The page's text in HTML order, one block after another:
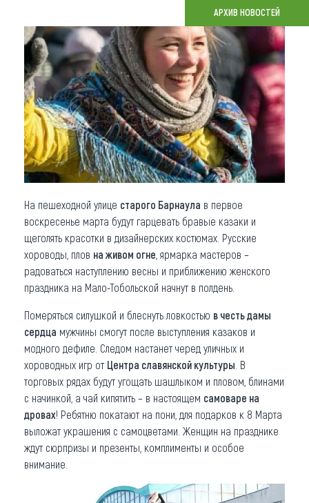
Что привезти (сувениры)
О регионе
Коллекция впечатлений
Другие рубрики
АРХИВ НОВОСТЕЙ
На пешеходной улице старого Барнаула в первое
воскресенье марта будут гарцевать бравые казаки и
щеголять красотки в дизайнерских костюмах. Русские
хороводы, плов на живом огне , ярмарка мастеров –
радоваться наступлению весны и приближению женского
праздника на Мало-Тобольской начнут в полдень.
Померяться силушкой и блеснуть ловкостью в честь дамы
сердца мужчины смогут после выступления казаков и
модного дефиле. Следом настанет черед уличных и
хороводных игр от Центра славянской культуры . В
торговых рядах будут угощать шашлыком и пловом, блинами
с начинкой, а чай кипятить – в настоящем самоваре на
дровах! Ребятню покатают на пони, для подарков к 8 Марта
выложат украшения с самоцветами. Женщин на празднике
ждут сюрпризы и презенты, комплименты и особое
внимание.